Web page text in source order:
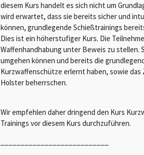
diesem Kurs handelt es sich nicht um
wird erwartet, dass sie bereits sicher und
können, grundlegende Schießtrainings
Dies ist ein höherstufiger Kurs. Die
Waffenhandhabung unter Beweis zu stellen.
umgehen können und bereits die
Kurzwaffenschütze erlernt haben, sowie das
Holster beherrschen.
Wir empfehlen daher dringend den Kurs
Trainings vor diesem Kurs durchzuführen.